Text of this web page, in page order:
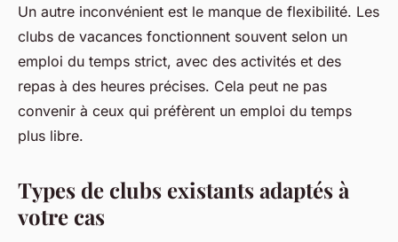
Un autre inconvénient est le manque de flexibilité. Les
clubs de vacances fonctionnent souvent selon un
emploi du temps strict, avec des activités et des
repas à des heures précises. Cela peut ne pas
convenir à ceux qui préfèrent un emploi du temps
plus libre.
Types de clubs existants adaptés à
votre cas